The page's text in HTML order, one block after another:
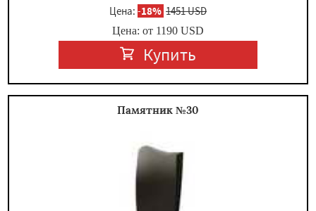
Цена: -18% 1451 USD
Цена: от 1190 USD
Купить
Памятник №30